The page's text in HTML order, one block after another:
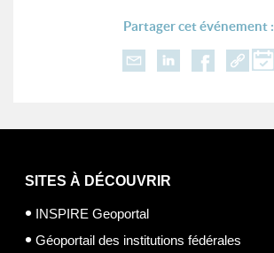
Partager cet événement :
SITES À DÉCOUVRIR
INSPIRE Geoportal
Géoportail des institutions fédérales